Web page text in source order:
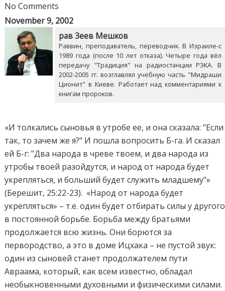
No Comments
November 9, 2002
рав Зеев Мешков
Раввин, преподаватель, переводчик. В Израиле-с
1989 года (после 10 лет отказа). Четыре года вёл
передачу "Традиция" на радиостанции РЭКА. В
2002-2005 гг. возглавлял учебную часть "Мидраши
Ционит" в Киеве. Работает над комментариями к
книгам пророков.
«И толкались сыновья в утробе ее, и она сказала: "Если
так, то зачем же я?" И пошла вопросить Б-га. И сказал
ей Б-г: "Два народа в чреве твоем, и два народа из
утробы твоей разойдутся, и народ от народа будет
укрепляться, и больший будет служить младшему"»
(Берешит, 25:22-23). «Народ от народа будет
укрепляться» – т.е. один будет отбирать силы у другого
в постоянной борьбе. Борьба между братьями
продолжается всю жизнь. Они борются за
первородство, а это в доме Ицхака – не пустой звук:
один из сыновей станет продолжателем пути
Авраама, который, как всем известно, обладал
необыкновенными духовными и физическими силами.